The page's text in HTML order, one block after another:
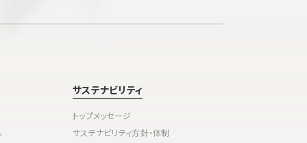
サステナビリティ
トップメッセージ
サステナビリティ方針・体制